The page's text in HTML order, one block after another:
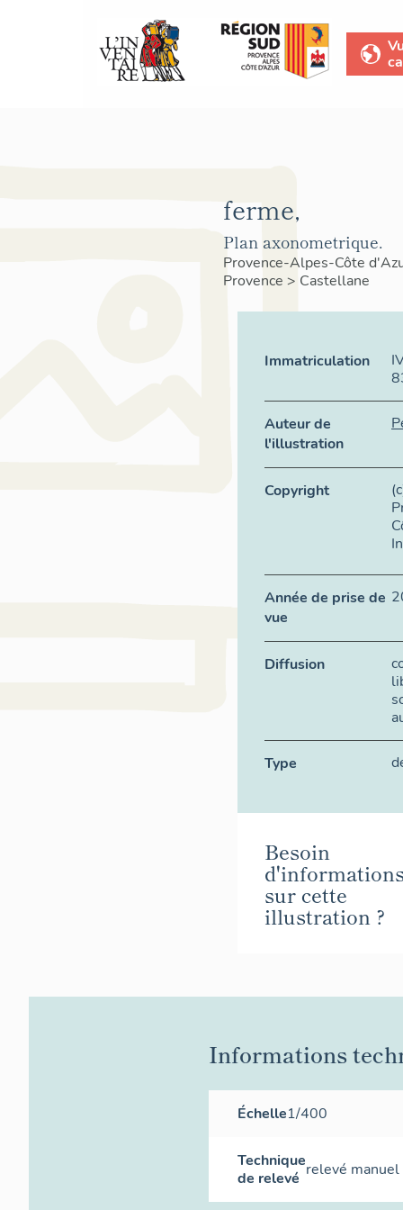
ferme,
Plan axonometrique.
Provence-Alpes-Côte
Provence > Castellane
Immatriculation
Auteur de
l'illustration
Copyright
Année de prise de
vue
Diffusion
Type
Besoin
sur cette
illustration ?
Informations
Échelle1/400
Technique
de relevé relevé manuel